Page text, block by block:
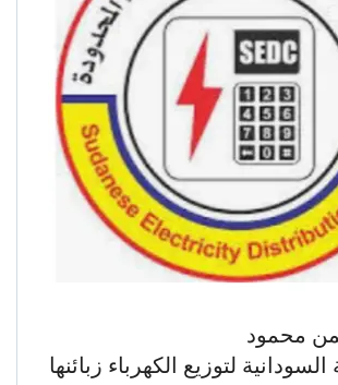
محمود
لتوزيع الكهرباء زبائنها